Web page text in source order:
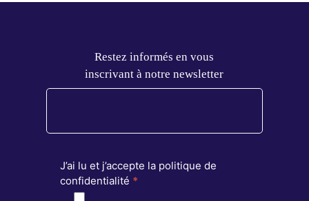
Restez informés en vous
inscrivant à notre newsletter
J’ai lu et j’accepte la politique de
confidentialité *